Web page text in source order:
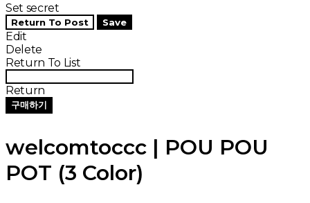
Set secret
Return To Post Save
Edit
Delete
Return To List
Return
구매하기
welcomtoccc | POU POU
POT (3 Color)